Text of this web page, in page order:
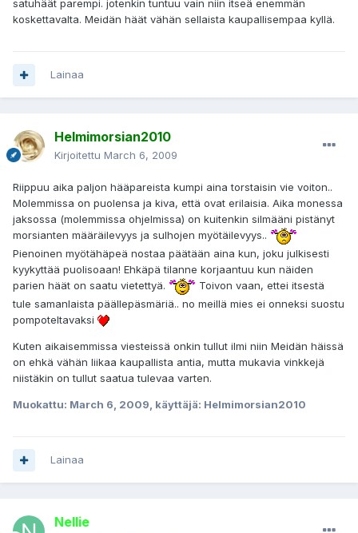
satuhäät parempi. jotenkin tuntuu vain niin itseä enemmän
koskettavalta. Meidän häät vähän sellaista kaupallisempaa kyllä.
Lainaa
Helmimorsian2010
Kirjoitettu March 6, 2009
Riippuu aika paljon hääpareista kumpi aina torstaisin vie voiton..
Molemmissa on puolensa ja kiva, että ovat erilaisia. Aika monessa
jaksossa (molemmissa ohjelmissa) on kuitenkin silmääni pistänyt
morsianten määräilevyys ja sulhojen myötäilevyys..
Pienoinen myötähäpeä nostaa päätään aina kun, joku julkisesti
kyykyttää puolisoaan! Ehkäpä tilanne korjaantuu kun näiden
parien häät on saatu vietettyä.
Toivon vaan, ettei itsestä
tule samanlaista päällepäsmäriä.. no meillä mies ei onneksi suostu
pompoteltavaksi
Kuten aikaisemmissa viesteissä onkin tullut ilmi niin Meidän häissä
on ehkä vähän liikaa kaupallista antia, mutta mukavia vinkkejä
niistäkin on tullut saatua tulevaa varten.
Muokattu: March 6, 2009, käyttäjä: Helmimorsian2010
Lainaa
Nellie